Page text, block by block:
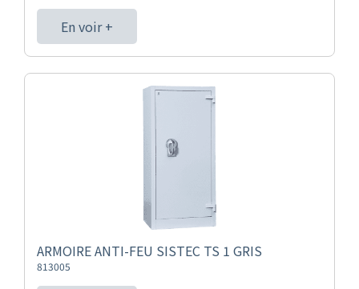
En voir +
ARMOIRE ANTI-FEU SISTEC TS 1 GRIS
813005